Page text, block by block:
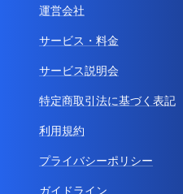
運営会社
サービス・料金
サービス説明会
特定商取引法に基づく表記
利用規約
プライバシーポリシー
ガイドライン